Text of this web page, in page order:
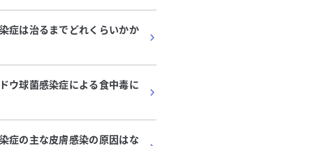
症は治るまでどれくらいかか
ウ球菌感染症による食中毒に
症の主な皮膚感染の原因はな